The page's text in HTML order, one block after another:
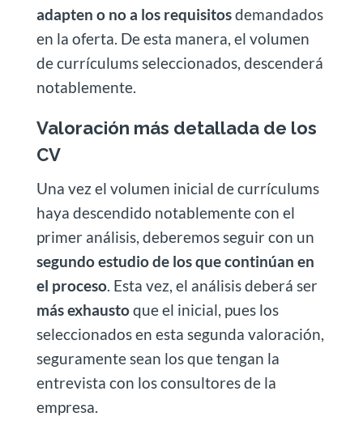
adapten o no a los requisitosdemandados
en la oferta. De esta manera, el volumen
de currículums seleccionados, descenderá
notablemente.
Valoración más detallada de los
CV
Una vez el volumen inicial de currículums
haya descendido notablemente con el
primer análisis, deberemos seguir con un
segundo estudio de los que continúan en
el proceso. Esta vez, el análisis deberá ser
más exhaustoque el inicial, pues los
seleccionados en esta segunda valoración,
seguramente sean los que tengan la
entrevista con los consultores de la
empresa.